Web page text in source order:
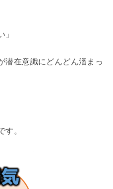
」
潜在意識にどんどん溜まっ
す。